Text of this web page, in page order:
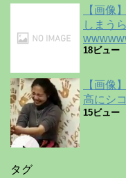
【画像
しまう
18ビュー
【画像
高にシ
15ビュー
タグ